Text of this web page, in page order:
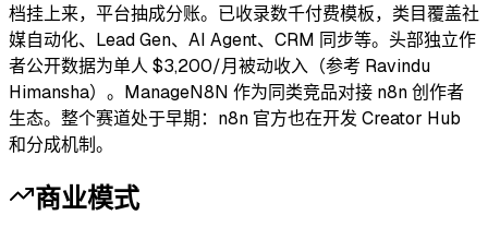
档挂上来，平台抽成分账。已收录数千付费模板，类目覆盖社
媒自动化、Lead Gen、AI Agent、CRM 同步等。头部独立作
者公开数据为单人 $3,200/月被动收入（参考 Ravindu
Himansha）。ManageN8N 作为同类竞品对接 n8n 创作者
生态。整个赛道处于早期：n8n 官方也在开发 Creator Hub
和分成机制。
商业模式